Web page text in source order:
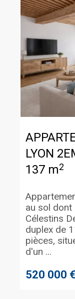
LYON
137 m2
520 000 €
au sol
Célestins
duplex de
pièces,
d'un ...